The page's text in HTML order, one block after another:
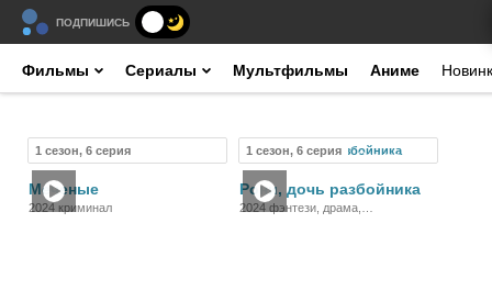
ПОДПИШИСЬ
Фильмы Сериалы Мультфильмы Аниме
1 сезон, 6 серия
Меченые
2024 криминал
1 сезон, 6 серия Сериал
Рони, дочь разбойника
2024 фэнтези, драма,